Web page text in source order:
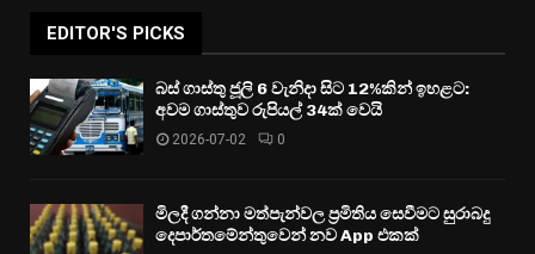
EDITOR'S PICKS
බස් ගාස්තු ජූලි 6 වැනිදා සිට 12%කින් ඉහළට:
අවම ගාස්තුව රුපියල් 34ක් වෙයි
2026-07-02 0
මිලදී ගන්නා මත්පැන්වල ප්‍රමිතිය සෙවීමට සුරාබදු
දෙපාර්තමේන්තුවෙන් නව App එකක්